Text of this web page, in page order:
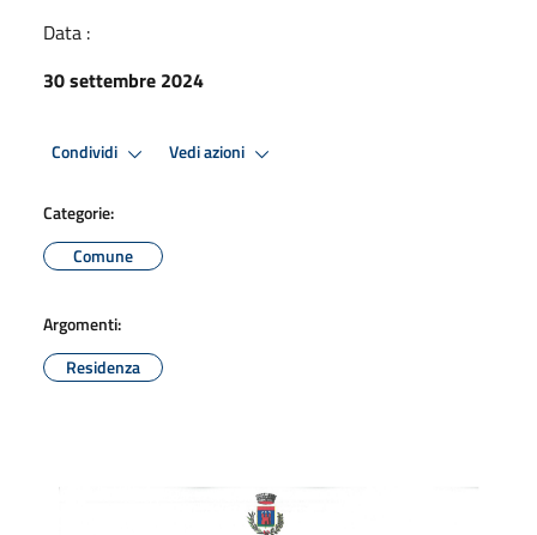
Data :
30 settembre 2024
Condividi Vedi azioni
Categorie:
Comune
Argomenti:
Residenza